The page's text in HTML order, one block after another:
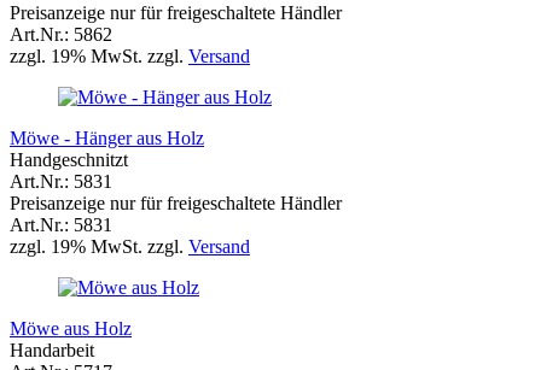
Preisanzeige nur für freigeschaltete Händler
Art.Nr.: 5862
zzgl. 19% MwSt. zzgl. Versand
Möwe - Hänger aus Holz
Handgeschnitzt
Art.Nr.: 5831
Preisanzeige nur für freigeschaltete Händler
Art.Nr.: 5831
zzgl. 19% MwSt. zzgl. Versand
Möwe aus Holz
Handarbeit